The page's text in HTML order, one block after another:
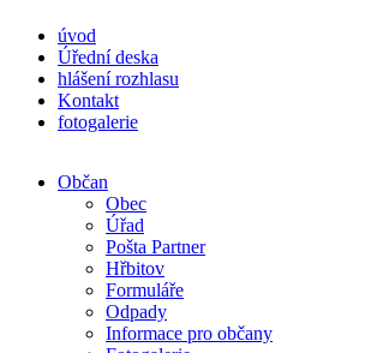
úvod
Úřední deska
hlášení rozhlasu
Kontakt
fotogalerie
Občan
Obec
Úřad
Pošta Partner
Hřbitov
Formuláře
Odpady
Informace pro občany